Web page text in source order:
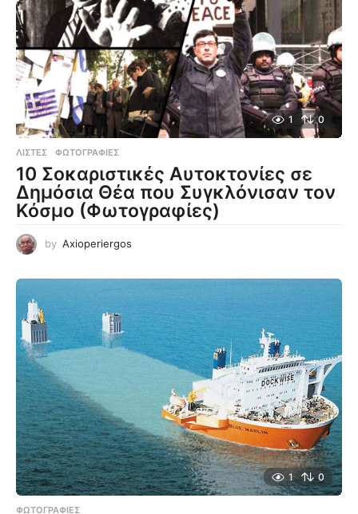
1 0
ΛΊΣΤΕΣ ,ΦΩΤΟΓΡΑΦΊΕΣ
10 Σοκαριστικές Αυτοκτονίες σε
Δημόσια Θέα που Συγκλόνισαν τον
Κόσμο (Φωτογραφίες)
by Axioperiergos
1 0
ΦΩΤΟΓΡΑΦΊΕΣ